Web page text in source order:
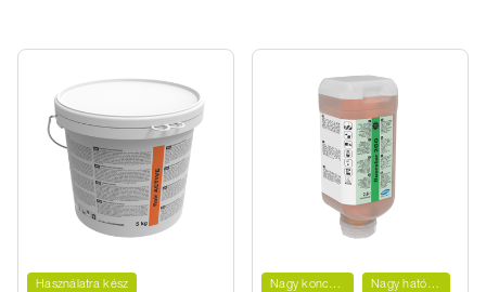
Használatra kész Nagy koncentrátum Nagy hatótávolság